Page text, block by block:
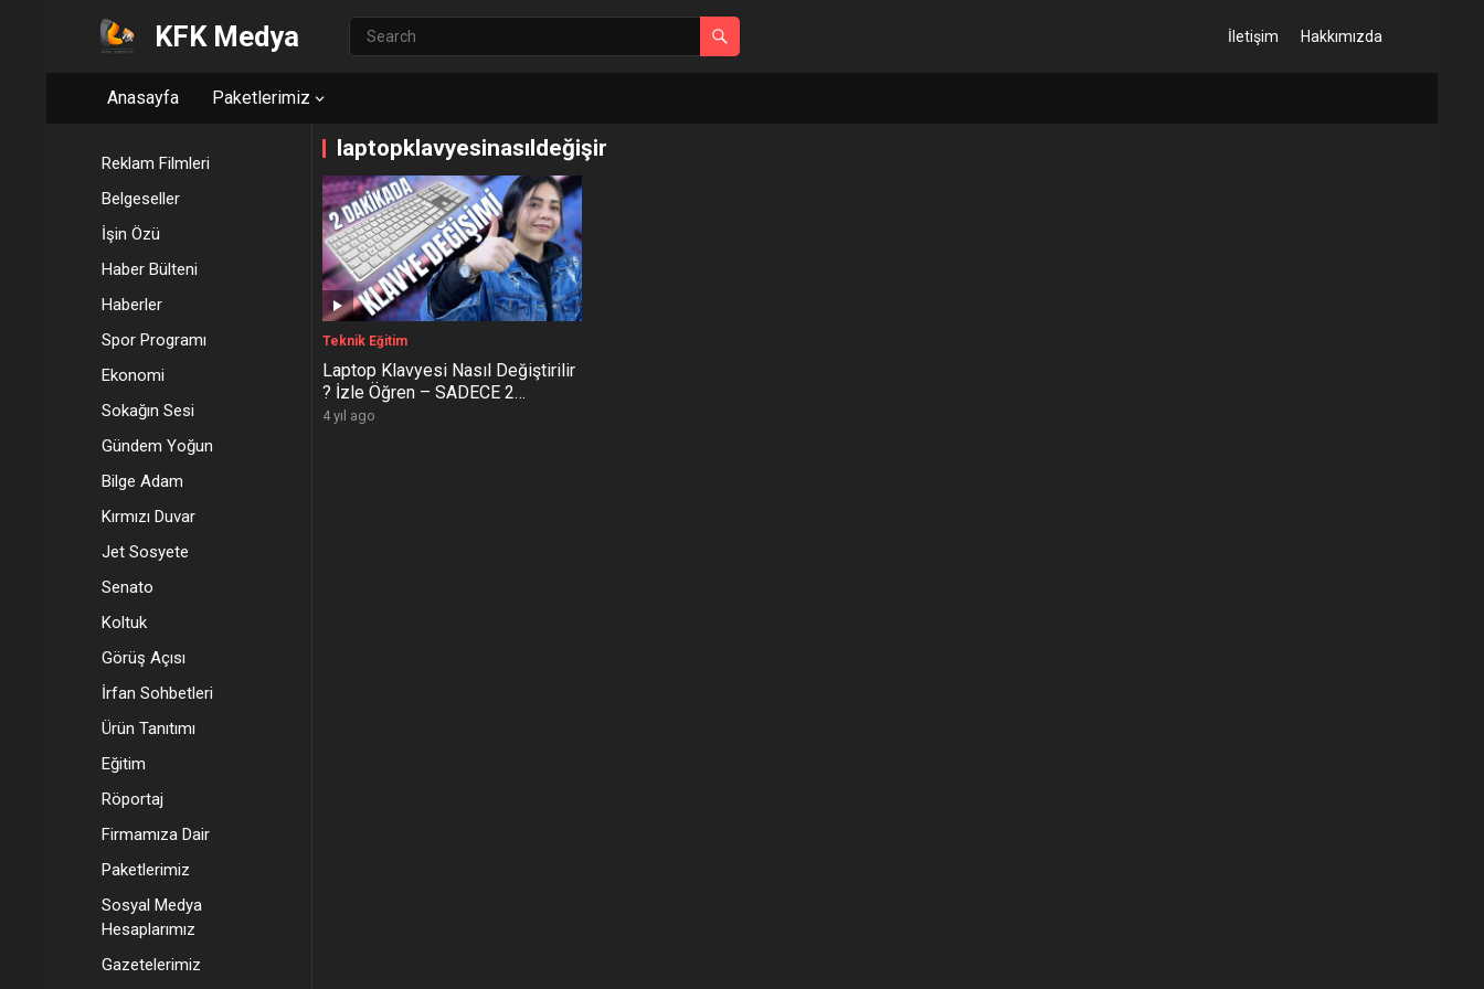
KFK Medya İletişim Hakkımızda
Anasayfa Paketlerimiz
Reklam Filmleri
Belgeseller
İşin Özü
Haber Bülteni
Haberler
Spor Programı
Ekonomi
Sokağın Sesi
Gündem Yoğun
Bilge Adam
Kırmızı Duvar
Jet Sosyete
Senato
Koltuk
Görüş Açısı
İrfan Sohbetleri
Ürün Tanıtımı
Eğitim
Röportaj
Firmamıza Dair
Paketlerimiz
Sosyal Medya
Hesaplarımız
Gazetelerimiz
laptopklavyesinasıldeğişir
Teknik Eğitim
Laptop Klavyesi Nasıl Değiştirilir
? İzle Öğren – SADECE 2
DAKİKADA !
4 yıl ago